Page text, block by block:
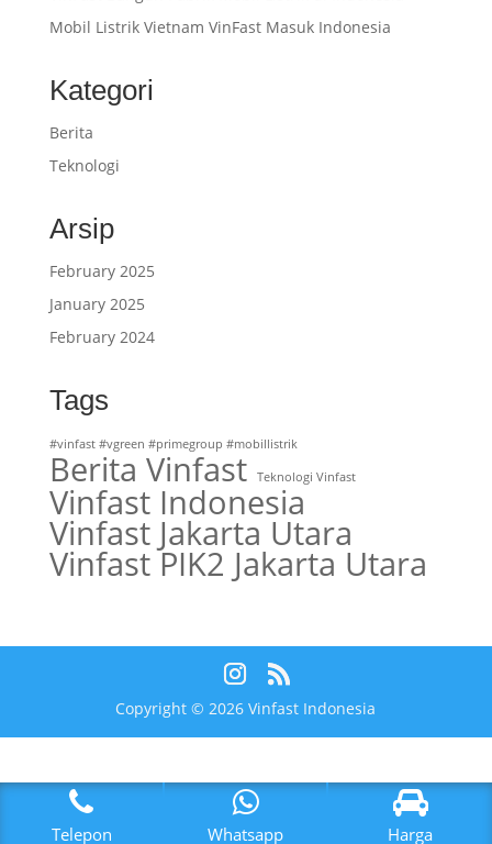
Mobil Listrik Vietnam VinFast Masuk Indonesia
Kategori
Berita
Teknologi
Arsip
February 2025
January 2025
February 2024
Tags
#vinfast #vgreen #primegroup #mobillistrik
Berita Vinfast Teknologi Vinfast
Vinfast Indonesia
Vinfast Jakarta Utara
Vinfast PIK2 Jakarta Utara
Copyright © 2026 Vinfast Indonesia
Telepon Whatsapp Harga